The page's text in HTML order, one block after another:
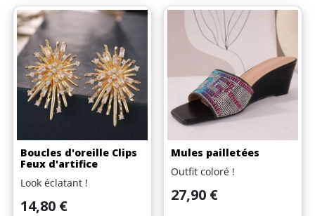
Boucles d'oreille Clips
Feux d'artifice
Look éclatant !
Prix
14,80 €
Mules pailletées
Outfit coloré !
Prix
27,90 €